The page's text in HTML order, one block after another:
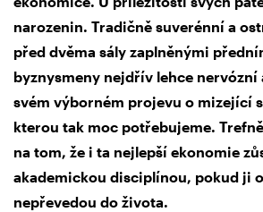
narozenin. Tradičně suverénní a
před dvěma sály zaplněnými
byznysmeny nejdřív lehce nervózní
svém výborném projevu o mizející
kterou tak moc potřebujeme.
na tom, že i ta nejlepší ekonomie
akademickou disciplínou, pokud ji
nepřevedou do života.